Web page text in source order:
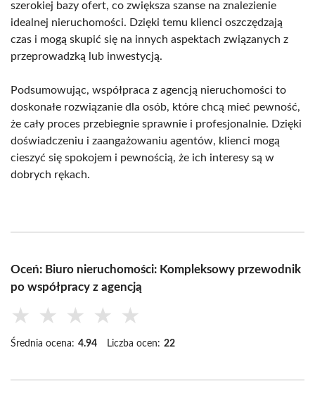
szerokiej bazy ofert, co zwiększa szanse na znalezienie
idealnej nieruchomości. Dzięki temu klienci oszczędzają
czas i mogą skupić się na innych aspektach związanych z
przeprowadzką lub inwestycją.
Podsumowując, współpraca z agencją nieruchomości to
doskonałe rozwiązanie dla osób, które chcą mieć pewność,
że cały proces przebiegnie sprawnie i profesjonalnie. Dzięki
doświadczeniu i zaangażowaniu agentów, klienci mogą
cieszyć się spokojem i pewnością, że ich interesy są w
dobrych rękach.
Oceń: Biuro nieruchomości: Kompleksowy przewodnik
po współpracy z agencją
★ ★ ★ ★ ★
Średnia ocena: 4.94 Liczba ocen: 22